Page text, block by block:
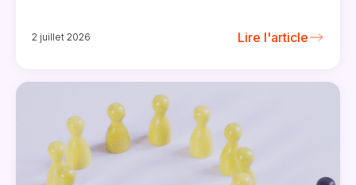
2 juillet 2026 Lire l'article